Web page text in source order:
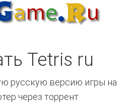
Tetris ru
русскую версию игры на
через торрент